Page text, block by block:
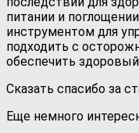
питании и
инструментом для
подходить с
обеспечить
Сказать спасибо за
Еще немного